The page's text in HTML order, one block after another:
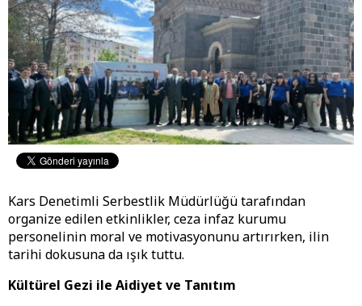
Kars Denetimli Serbestlik Müdürlüğü tarafından
organize edilen etkinlikler, ceza infaz kurumu
personelinin moral ve motivasyonunu artırırken, ilin
tarihi dokusuna da ışık tuttu.
Kültürel Gezi ile Aidiyet ve Tanıtım